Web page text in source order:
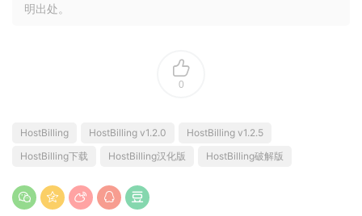
明出处。
0
HostBilling HostBilling v1.2.0
HostBilling v1.2.5
HostBilling下载
HostBilling汉化版 HostBilling破解版